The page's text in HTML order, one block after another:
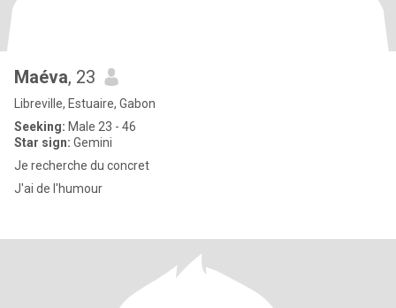
Maéva, 23
Libreville, Estuaire, Gabon
Seeking: Male 23 - 46
Star sign: Gemini
Je recherche du concret
J'ai de l'humour